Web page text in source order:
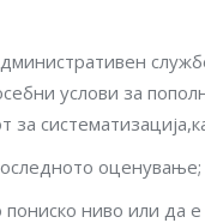
услови за
за
оценување;
ниво или да